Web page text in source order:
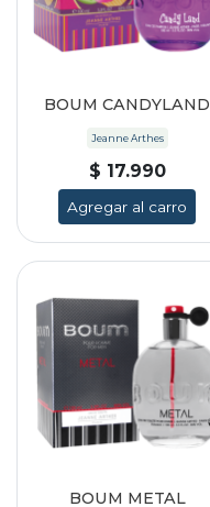
BOUM CANDYLAND
Jeanne Arthes
$ 17.990
Agregar al carro
BOUM METAL